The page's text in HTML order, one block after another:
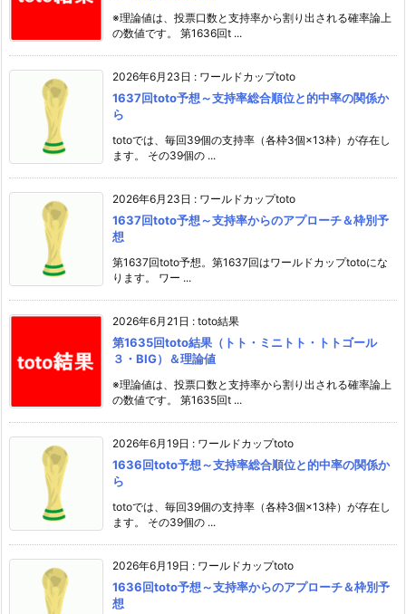
※理論値は、投票口数と支持率から割り出される確率論上
の数値です。 第1636回t ...
2026年6月23日 : ワールドカップtoto
1637回toto予想～支持率総合順位と的中率の関係か
ら
totoでは、毎回39個の支持率（各枠3個×13枠）が存在し
ます。 その39個の ...
2026年6月23日 : ワールドカップtoto
1637回toto予想～支持率からのアプローチ＆枠別予
想
第1637回toto予想。第1637回はワールドカップtotoにな
ります。 ワー ...
2026年6月21日 : toto結果
第1635回toto結果（トト・ミニトト・トトゴール
３・BIG）＆理論値
※理論値は、投票口数と支持率から割り出される確率論上
の数値です。 第1635回t ...
2026年6月19日 : ワールドカップtoto
1636回toto予想～支持率総合順位と的中率の関係か
ら
totoでは、毎回39個の支持率（各枠3個×13枠）が存在し
ます。 その39個の ...
2026年6月19日 : ワールドカップtoto
1636回toto予想～支持率からのアプローチ＆枠別予
想